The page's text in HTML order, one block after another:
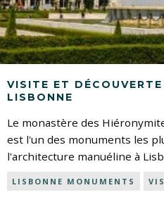
VISITE ET
LISBONNE
Le monastère des
est l'un des monuments les
l'architecture manuéline à
LISBONNE MONUMENTS